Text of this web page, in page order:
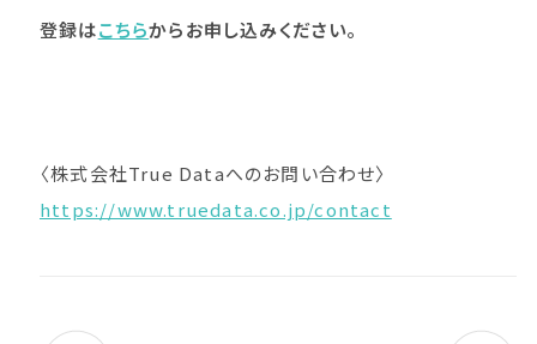
登録はこちらからお申し込みください。
〈株式会社True Dataへのお問い合わせ〉
https://www.truedata.co.jp/contact